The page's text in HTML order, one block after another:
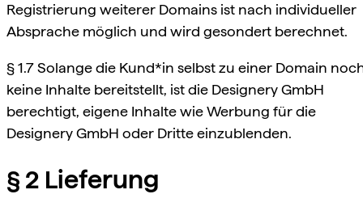
Registrierung weiterer Domains ist nach individueller
Absprache möglich und wird gesondert berechnet.
§ 1.7 Solange die Kund*in selbst zu einer Domain
keine Inhalte bereitstellt, ist die Designery GmbH
berechtigt, eigene Inhalte wie Werbung für die
Designery GmbH oder Dritte einzublenden.
§ 2 Lieferung